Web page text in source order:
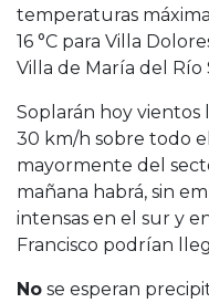
temperaturas
16 °C para Villa
Villa de María del Río
Soplarán hoy vientos
30 km/h sobre todo
mayormente del
mañana habrá, sin
intensas en el sur y
Francisco podrían
No se esperan